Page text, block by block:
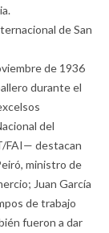
de San
de 1936
durante el
del
FAI— destacan
ministro de
Juan García
de trabajo
fueron a dar